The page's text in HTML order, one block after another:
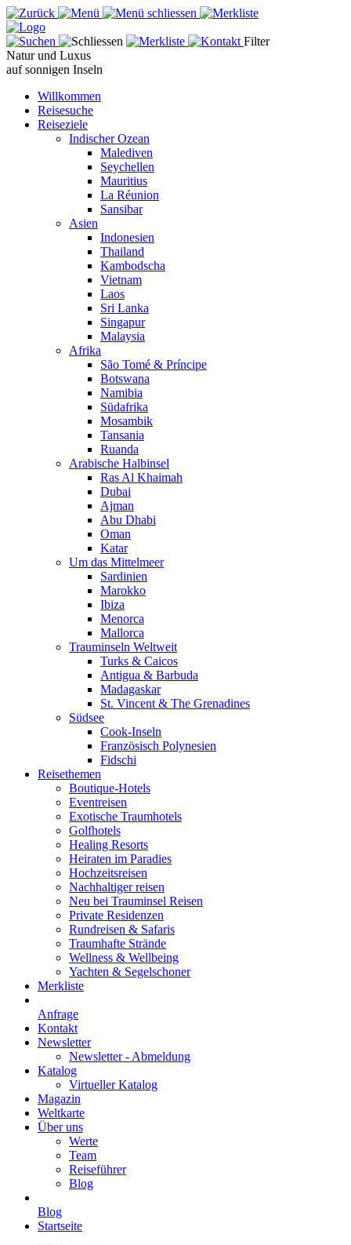
Filter
Natur und Luxus
auf sonnigen Inseln
Willkommen
Reisesuche
Reiseziele
Indischer Ozean
Malediven
Seychellen
Mauritius
La Réunion
Sansibar
Asien
Indonesien
Thailand
Kambodscha
Vietnam
Laos
Sri Lanka
Singapur
Malaysia
Afrika
São Tomé & Príncipe
Botswana
Namibia
Südafrika
Mosambik
Tansania
Ruanda
Arabische Halbinsel
Ras Al Khaimah
Dubai
Ajman
Abu Dhabi
Oman
Katar
Um das Mittelmeer
Sardinien
Marokko
Ibiza
Menorca
Mallorca
Trauminseln Weltweit
Turks & Caicos
Antigua & Barbuda
Madagaskar
St. Vincent & The Grenadines
Südsee
Cook-Inseln
Französisch Polynesien
Fidschi
Reisethemen
Boutique-Hotels
Eventreisen
Exotische Traumhotels
Golfhotels
Healing Resorts
Heiraten im Paradies
Hochzeitsreisen
Nachhaltiger reisen
Neu bei Trauminsel Reisen
Private Residenzen
Rundreisen & Safaris
Traumhafte Strände
Wellness & Wellbeing
Yachten & Segelschoner
Merkliste
Anfrage
Kontakt
Newsletter
Newsletter - Abmeldung
Katalog
Virtueller Katalog
Magazin
Weltkarte
Über uns
Werte
Team
Reiseführer
Blog
Blog
Startseite